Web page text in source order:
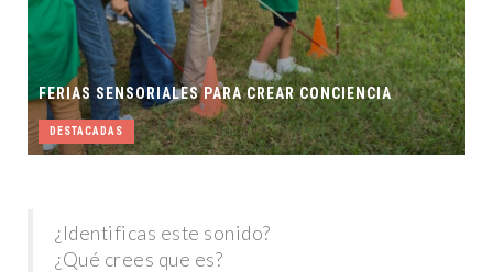
¿Identificas este sonido?
¿Qué crees que es?